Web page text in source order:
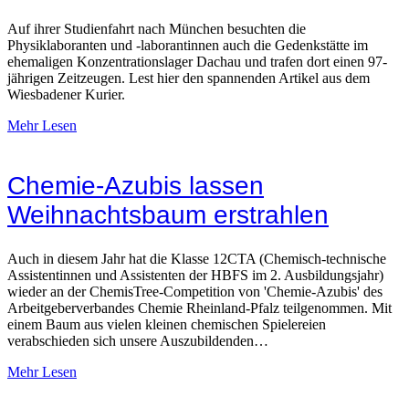
Auf ihrer Studienfahrt nach München besuchten die
Physiklaboranten und -laborantinnen auch die Gedenkstätte im
ehemaligen Konzentrationslager Dachau und trafen dort einen 97-
jährigen Zeitzeugen. Lest hier den spannenden Artikel aus dem
Wiesbadener Kurier.
Mehr Lesen
Chemie-Azubis lassen
Weihnachtsbaum erstrahlen
Auch in diesem Jahr hat die Klasse 12CTA (Chemisch-technische
Assistentinnen und Assistenten der HBFS im 2. Ausbildungsjahr)
wieder an der ChemisTree-Competition von 'Chemie-Azubis' des
Arbeitgeberverbandes Chemie Rheinland-Pfalz teilgenommen. Mit
einem Baum aus vielen kleinen chemischen Spielereien
verabschieden sich unsere Auszubildenden…
Mehr Lesen